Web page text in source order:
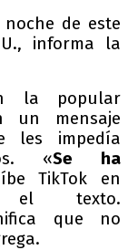
de este
informa la
la popular
un mensaje
les impedía
«Se ha
TikTok en
el texto.
que no